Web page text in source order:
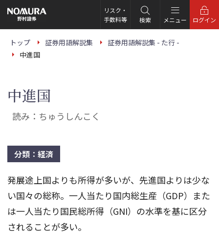
の
ー
リスク・
手数料等
検索 メニュー ログイン
トップ 証券用語解説集
証券用語解説集 - た行 -
中進国
中進国
読み：ちゅうしんこく
分類：経済
発展途上国よりも所得が多いが、先進国よりは少な
い国々の総称。一人当たり国内総生産（GDP）また
は一人当たり国民総所得（GNI）の水準を基に区分
されることが多い。